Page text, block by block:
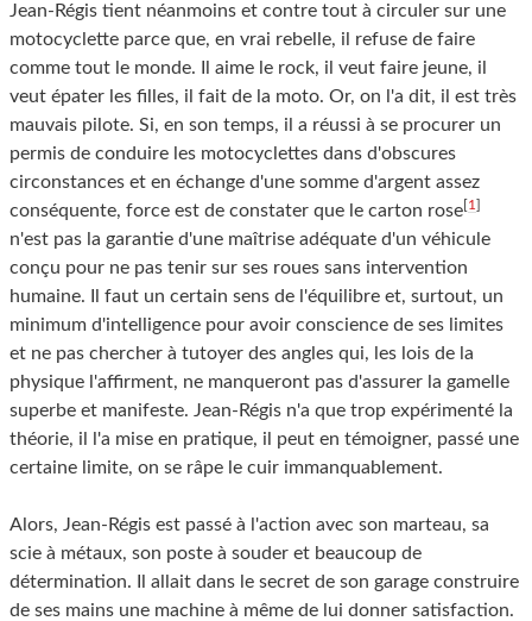
Jean-Régis tient néanmoins et contre tout à circuler sur une
motocyclette parce que, en vrai rebelle, il refuse de faire
comme tout le monde. Il aime le rock, il veut faire jeune, il
veut épater les filles, il fait de la moto. Or, on l'a dit, il est très
mauvais pilote. Si, en son temps, il a réussi à se procurer un
permis de conduire les motocyclettes dans d'obscures
circonstances et en échange d'une somme d'argent assez
conséquente, force est de constater que le carton rose[1]
n'est pas la garantie d'une maîtrise adéquate d'un véhicule
conçu pour ne pas tenir sur ses roues sans intervention
humaine. Il faut un certain sens de l'équilibre et, surtout, un
minimum d'intelligence pour avoir conscience de ses limites
et ne pas chercher à tutoyer des angles qui, les lois de la
physique l'affirment, ne manqueront pas d'assurer la gamelle
superbe et manifeste. Jean-Régis n'a que trop expérimenté la
théorie, il l'a mise en pratique, il peut en témoigner, passé une
certaine limite, on se râpe le cuir immanquablement.
Alors, Jean-Régis est passé à l'action avec son marteau, sa
scie à métaux, son poste à souder et beaucoup de
détermination. Il allait dans le secret de son garage construire
de ses mains une machine à même de lui donner satisfaction.